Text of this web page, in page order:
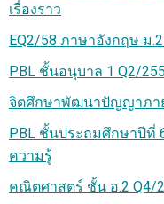
เรื่องราว
EQ2/58 ภาษาอังกฤษ ม
PBL ชั้นอนุบาล 1 Q2/
จิตศึกษาพัฒนาปัญญาภา
PBL ชั้นประถมศึกษาปีที่
ความรู้
คณิตศาสตร์ ชั้น อ.2